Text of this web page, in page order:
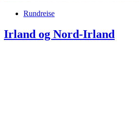
Rundreise
Irland og Nord-Irland